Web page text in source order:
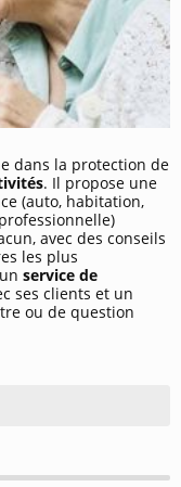
dans la protection de
. Il propose une
(auto, habitation,
avec des conseils
les plus
service de
ses clients et un
ou de question